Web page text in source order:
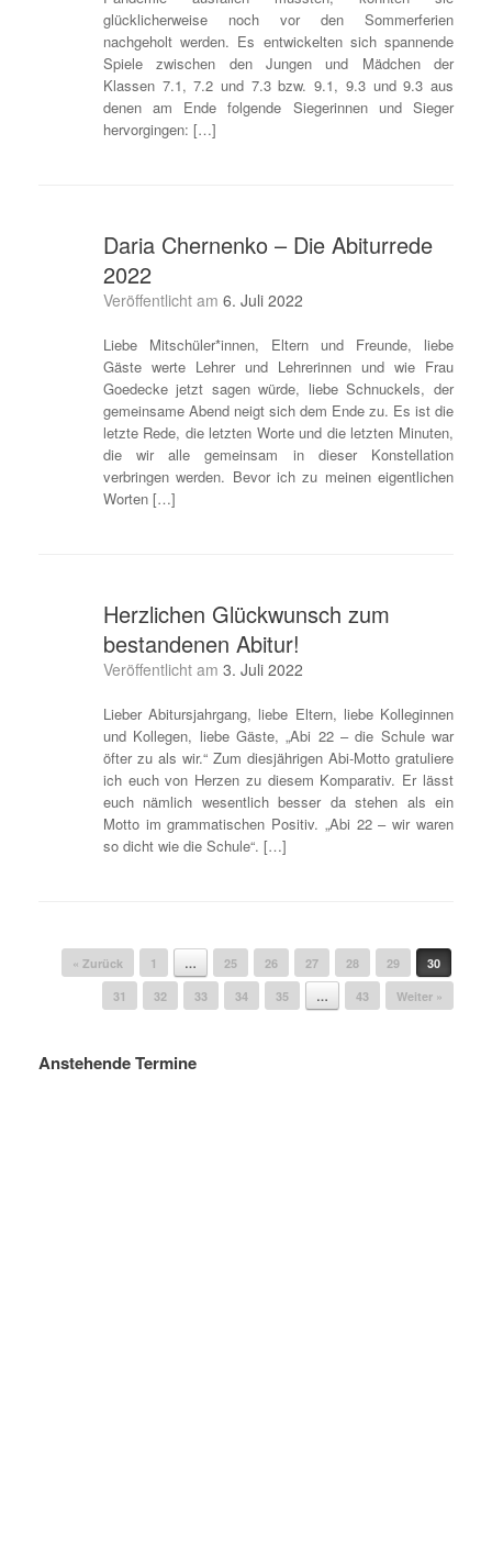
glücklicherweise noch vor den Sommerferien
nachgeholt werden. Es entwickelten sich spannende
Spiele zwischen den Jungen und Mädchen der
Klassen 7.1, 7.2 und 7.3 bzw. 9.1, 9.3 und 9.3 aus
denen am Ende folgende Siegerinnen und Sieger
hervorgingen: […]
Daria Chernenko – Die Abiturrede
2022
Veröffentlicht am 6. Juli 2022
Liebe Mitschüler*innen, Eltern und Freunde, liebe
Gäste werte Lehrer und Lehrerinnen und wie Frau
Goedecke jetzt sagen würde, liebe Schnuckels, der
gemeinsame Abend neigt sich dem Ende zu. Es ist die
letzte Rede, die letzten Worte und die letzten Minuten,
die wir alle gemeinsam in dieser Konstellation
verbringen werden. Bevor ich zu meinen eigentlichen
Worten […]
Herzlichen Glückwunsch zum
bestandenen Abitur!
Veröffentlicht am 3. Juli 2022
Lieber Abitursjahrgang, liebe Eltern, liebe Kolleginnen
und Kollegen, liebe Gäste, „Abi 22 – die Schule war
öfter zu als wir.“ Zum diesjährigen Abi-Motto gratuliere
ich euch von Herzen zu diesem Komparativ. Er lässt
euch nämlich wesentlich besser da stehen als ein
Motto im grammatischen Positiv. „Abi 22 – wir waren
so dicht wie die Schule“. […]
Beitragsnavigation
« Zurück 1 … 25 26 27 28 29
30
31
32 33 34 35 … 43 Weiter »
Anstehende Termine